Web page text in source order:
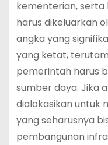
kementerian, serta
harus dikeluarkan
angka yang
yang ketat,
pemerintah harus
sumber daya. Jika
dialokasikan untuk
yang seharusnya
pembangunan